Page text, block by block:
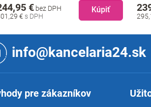
€
€ bez DPH Kúpiť
info@kancelaria24.sk
pre zákazníkov